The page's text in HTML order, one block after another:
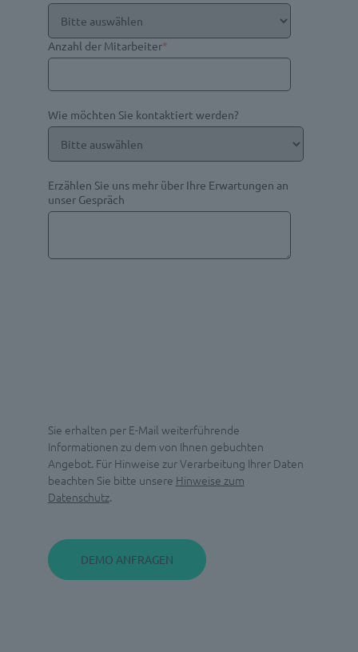
Anzahl der Mitarbeiter*
Wie möchten Sie kontaktiert werden?
Erzählen Sie uns mehr über Ihre Erwartungen an
unser Gespräch
Sie erhalten per E-Mail weiterführende
Informationen zu dem von Ihnen gebuchten
Angebot. Für Hinweise zur Verarbeitung Ihrer Daten
beachten Sie bitte unsere Hinweise zum
Datenschutz.